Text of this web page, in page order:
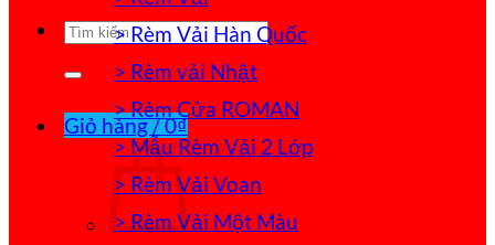
Tìm
kiếm:
Giỏ hàng /0₫
> Rèm Vải Hàn Quốc
> Rèm vải Nhật
> Rèm Cửa ROMAN
> Mẫu Rèm Vải 2 Lớp
> Rèm Vải Voan
> Rèm Vải Một Màu